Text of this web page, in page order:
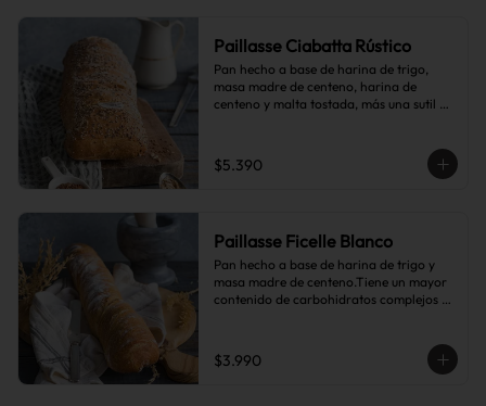
Paillasse Ciabatta Rústico
Pan hecho a base de harina de trigo,
masa madre de centeno, harina de
centeno y malta tostada, más una sutil
tostado y frutos secos.
$5.390
Paillasse Ficelle Blanco
Pan hecho a base de harina de trigo y
masa madre de centeno.Tiene un mayor
contenido de carbohidratos complejos
$3.990